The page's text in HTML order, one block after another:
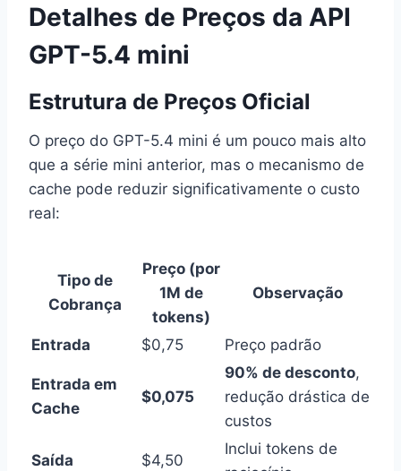
Detalhes de Preços da API
GPT-5.4 mini
Estrutura de Preços Oficial
O preço do GPT-5.4 mini é um pouco mais alto
que a série mini anterior, mas o mecanismo de
cache pode reduzir significativamente o custo
real:
Tipo de
Cobrança
Preço (por
1M de
tokens)
Observação
Entrada $0,75 Preço padrão
Entrada em
Cache
$0,075
90% de desconto,
redução drástica de
custos
Saída $4,50
Inclui tokens de